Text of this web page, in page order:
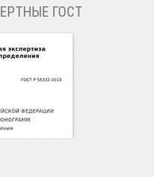
ГОСТ